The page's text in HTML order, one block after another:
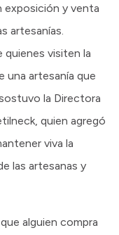
exposición y venta
artesanías.
quienes visiten la
una artesanía que
la Directora
quien agregó
viva la
las artesanas y
alguien compra